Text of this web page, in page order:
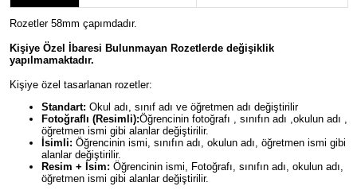
Rozetler 58mm çapımdadır.
Kişiye Özel İbaresi Bulunmayan Rozetlerde değişiklik
yapılmamaktadır.
Kişiye özel tasarlanan rozetler:
Standart: Okul adı, sınıf adı ve öğretmen adı değiştirilir
Fotoğraflı (Resimli):Öğrencinin fotoğrafı , sınıfın adı ,okulun adı ,
öğretmen ismi gibi alanlar değiştirilir.
İsimli: Öğrencinin ismi, sınıfın adı, okulun adı, öğretmen ismi gibi
alanlar değiştirilir.
Resim + İsim: Öğrencinin ismi, Fotoğrafı, sınıfın adı, okulun adı,
öğretmen ismi gibi alanlar değiştirilir.